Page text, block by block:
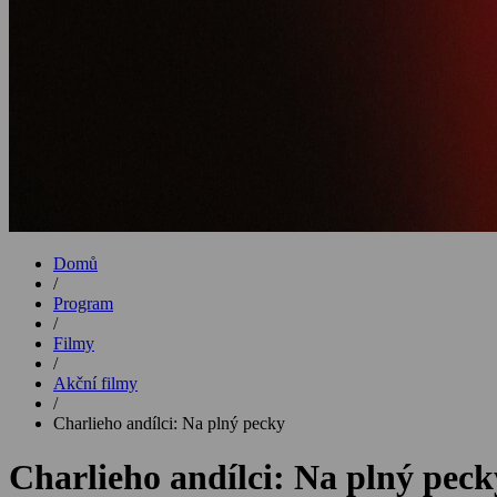
Domů
/
Program
/
Filmy
/
Akční filmy
/
Charlieho andílci: Na plný pecky
Charlieho andílci: Na plný